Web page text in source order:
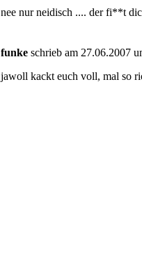
nee nur neidisch .... der fi**t
funke schrieb am 27.06.2007
jawoll kackt euch voll, mal so